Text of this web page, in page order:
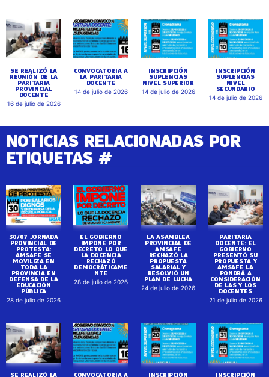
SE REALIZÓ LA
REUNIÓN DE LA
PARITARIA
PROVINCIAL
DOCENTE
16 de julio de 2026
CONVOCATORIA A
LA PARITARIA
DOCENTE
14 de julio de 2026
INSCRIPCIÓN
SUPLENCIAS
NIVEL SUPERIOR
14 de julio de 2026
INSCRIPCIÓN
SUPLENCIAS
NIVEL
SECUNDARIO
14 de julio de 2026
NOTICIAS RELACIONADAS POR
ETIQUETAS #
30/07 JORNADA
PROVINCIAL DE
PROTESTA:
AMSAFE SE
MOVILIZA EN
TODA LA
PROVINCIA EN
DEFENSA DE LA
EDUCACIÓN
PÚBLICA
28 de julio de 2026
EL GOBIERNO
IMPONE POR
DECRETO LO QUE
LA DOCENCIA
RECHAZÓ
DEMOCRÁTICAME
NTE
28 de julio de 2026
LA ASAMBLEA
PROVINCIAL DE
AMSAFE
RECHAZÓ LA
PROPUESTA
SALARIAL Y
RESOLVIÓ UN
PLAN DE LUCHA
24 de julio de 2026
PARITARIA
DOCENTE: EL
GOBIERNO
PRESENTÓ SU
PROPUESTA Y
AMSAFE LA
PONDRÁ A
CONSIDERACIÓN
DE LAS Y LOS
DOCENTES
21 de julio de 2026
SE REALIZÓ LA CONVOCATORIA A INSCRIPCIÓN INSCRIPCIÓN